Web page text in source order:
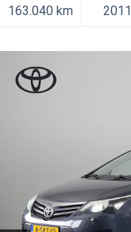
163.040 km 2011